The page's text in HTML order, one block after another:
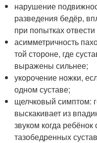
нарушение
разведения бедёр,
при попытках
асимметричность
той стороне, где
выражены сильнее;
укорочение ножки,
одном суставе;
щелчковый симптом:
выскакивает из
звуком когда
тазобедренных